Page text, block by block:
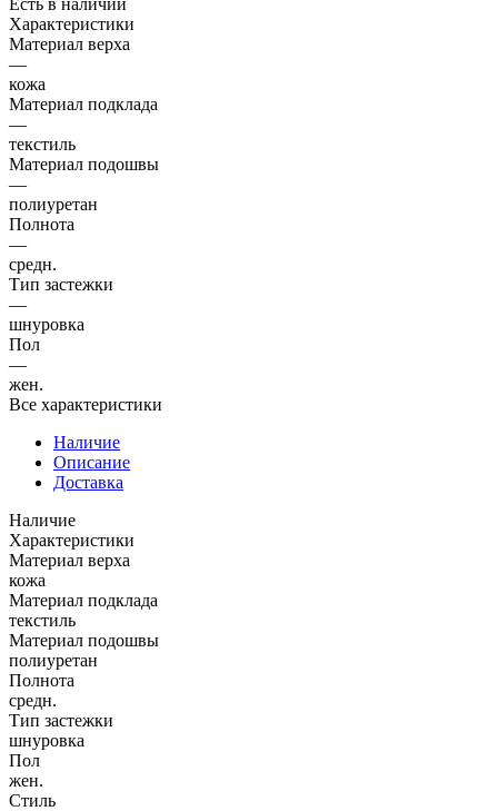
Характеристики
Материал верха
—
кожа
Материал подклада
—
текстиль
Материал подошвы
—
полиуретан
Полнота
—
средн.
Тип застежки
—
шнуровка
Пол
—
жен.
Все характеристики
Наличие
Описание
Доставка
Наличие
Характеристики
Материал верха
кожа
Материал подклада
текстиль
Материал подошвы
полиуретан
Полнота
средн.
Тип застежки
шнуровка
Пол
жен.
Стиль